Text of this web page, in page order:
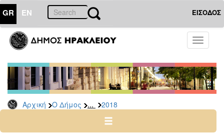
GR EN ΕΙΣΟΔΟΣ
Toggle
Αρχική Ο Δήμος ... 2018
ΔΗΜΟΣ
Διακηρύξεις
-
Δημοπρασίες
Αρχείο
2025